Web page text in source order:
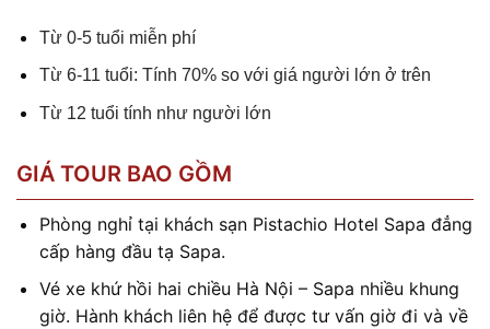
Từ 0-5 tuổi miễn phí
Từ 6-11 tuổi: Tính 70% so với giá người lớn ở trên
Từ 12 tuổi tính như người lớn
GIÁ TOUR BAO GỒM
Phòng nghỉ tại khách sạn Pistachio Hotel Sapa đẳng
cấp hàng đầu tạ Sapa.
Vé xe khứ hồi hai chiều Hà Nội – Sapa nhiều khung
giờ. Hành khách liên hệ để được tư vấn giờ đi và về